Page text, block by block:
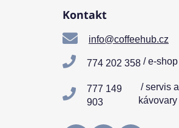
Kontakt
info@coffeehub.cz
774 202 358 / e-shop
777 149
903
/ servis a
kávovary